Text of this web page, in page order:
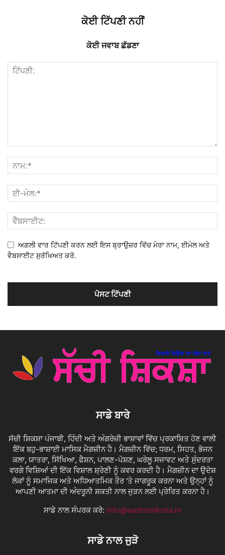
ਕੋਈ ਟਿੱਪਣੀ ਨਹੀਂ
ਕੋਈ ਜਵਾਬ ਛੱਡਣਾ
ਅਗਲੀ ਵਾਰ ਟਿੱਪਣੀ ਕਰਨ ਲਈ ਇਸ ਬ੍ਰਾਉਜ਼ਰ ਵਿੱਚ ਮੇਰਾ ਨਾਮ, ਈਮੇਲ ਅਤੇ
ਵੈਬਸਾਈਟ ਸੁਰੱਖਿਅਤ ਕਰੋ.
ਸਾਡੇ ਬਾਰੇ
ਸੱਚੀ ਸ਼ਿਕਸ਼ਾ ਪੰਜਾਬੀ, ਹਿੰਦੀ ਅਤੇ ਅੰਗਰੇਜ਼ੀ ਭਾਸ਼ਾਵਾਂ ਵਿੱਚ ਪ੍ਰਕਾਸ਼ਿਤ ਹੋਣ ਵਾਲੀ
ਇੱਕ ਬਹੁ-ਭਾਸ਼ਾਈ ਮਾਸਿਕ ਮੈਗਜ਼ੀਨ ਹੈ। ਮੈਗਜ਼ੀਨ ਵਿੱਚ; ਧਰਮ, ਸਿਹਤ, ਭੋਜਨ
ਕਲਾ, ਯਾਤਰਾ, ਸਿੱਖਿਆ, ਫੈਸ਼ਨ, ਪਾਲਣ-ਪੋਸ਼ਣ, ਘਰੇਲੂ ਸਜਾਵਟ ਅਤੇ ਸੁੰਦਰਤਾ
ਵਰਗੇ ਵਿਸ਼ਿਆਂ ਦੀ ਇੱਕ ਵਿਸ਼ਾਲ ਸ਼੍ਰੇਣੀ ਨੂੰ ਕਵਰ ਕਰਦੀ ਹੈ। ਮੈਗਜ਼ੀਨ ਦਾ ਉਦੇਸ਼
ਲੋਕਾਂ ਨੂੰ ਸਮਾਜਿਕ ਅਤੇ ਅਧਿਆਤਮਿਕ ਤੌਰ 'ਤੇ ਜਾਗਰੂਕ ਕਰਨਾ ਅਤੇ ਉਨ੍ਹਾਂ ਨੂੰ
ਆਪਣੀ ਆਤਮਾ ਦੀ ਅੰਦਰੂਨੀ ਸ਼ਕਤੀ ਨਾਲ ਜੁੜਨ ਲਈ ਪ੍ਰੇਰਿਤ ਕਰਨਾ ਹੈ।
ਸਾਡੇ ਨਾਲ ਸੰਪਰਕ ਕਰੋ: info@sachishiksha.in
ਸਾਡੇ ਨਾਲ ਜੁੜੋ